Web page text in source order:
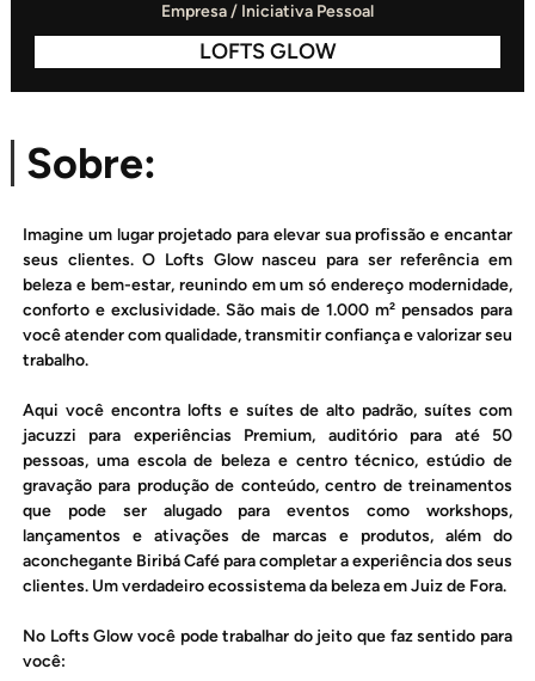
Empresa / Iniciativa Pessoal
LOFTS GLOW
Sobre:
Imagine um lugar projetado para elevar sua profissão e encantar
seus clientes. O Lofts Glow nasceu para ser referência em
beleza e bem-estar, reunindo em um só endereço modernidade,
conforto e exclusividade. São mais de 1.000 m² pensados para
você atender com qualidade, transmitir confiança e valorizar seu
trabalho.
Aqui você encontra lofts e suítes de alto padrão, suítes com
jacuzzi para experiências Premium, auditório para até 50
pessoas, uma escola de beleza e centro técnico, estúdio de
gravação para produção de conteúdo, centro de treinamentos
que pode ser alugado para eventos como workshops,
lançamentos e ativações de marcas e produtos, além do
aconchegante Biribá Café para completar a experiência dos seus
clientes. Um verdadeiro ecossistema da beleza em Juiz de Fora.
No Lofts Glow você pode trabalhar do jeito que faz sentido para
você: